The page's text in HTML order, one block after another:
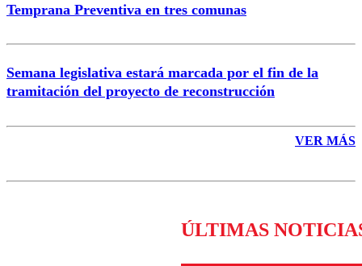
Temprana Preventiva en tres comunas
Semana legislativa estará marcada por el fin de la
tramitación del proyecto de reconstrucción
VER MÁS
ÚLTIMAS